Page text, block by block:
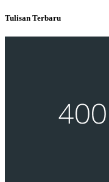
Tulisan Terbaru